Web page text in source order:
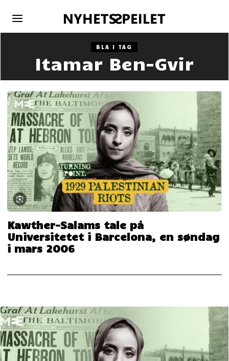
BLA I TAG
Itamar Ben-Gvir
Kawther-Salams tale på
Universitetet i Barcelona, en søndag
i mars 2006